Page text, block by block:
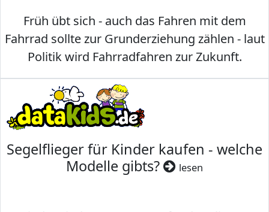
Früh übt sich - auch das Fahren mit dem
Fahrrad sollte zur Grunderziehung zählen - laut
Politik wird Fahrradfahren zur Zukunft.
Segelflieger für Kinder kaufen - welche
Modelle gibts?
lesen